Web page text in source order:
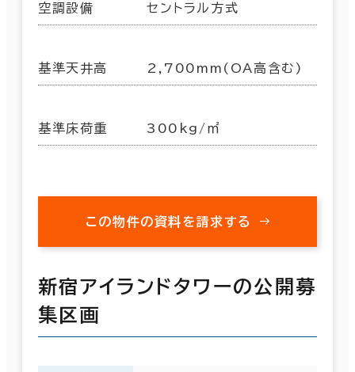
空調設備 セントラル方式
基準天井高 2,700mm(OA高含む)
基準床荷重 300kg/㎡
この物件の資料を請求する
新宿アイランドタワーの公開募
集区画